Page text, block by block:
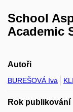
School
Academic
Autoři
BUREŠOVÁ Iva
Rok publikování